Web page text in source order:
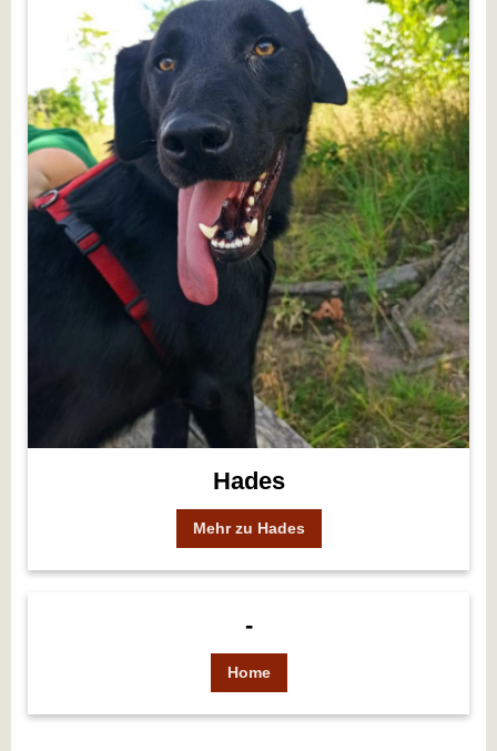
Hades
Mehr zu Hades
-
Home